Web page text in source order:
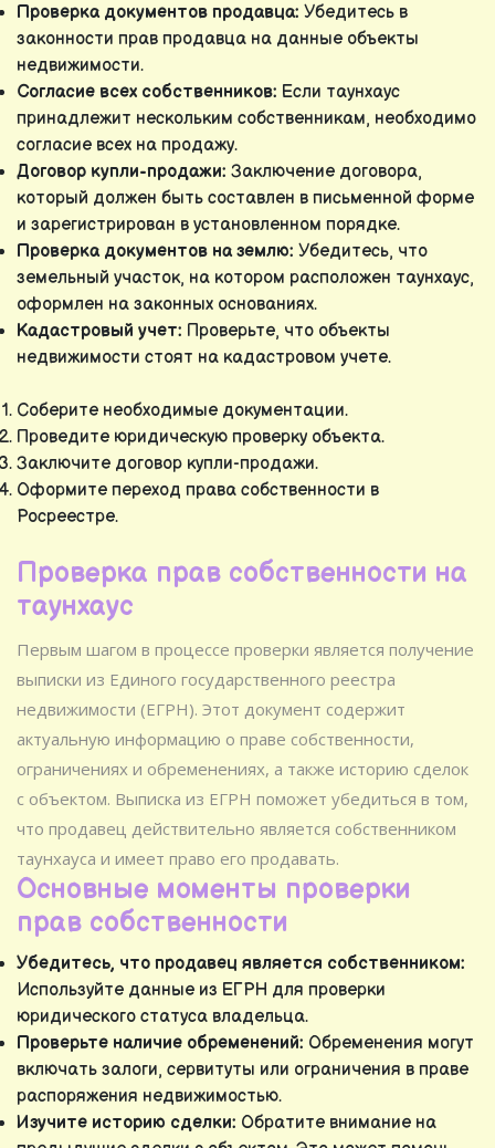
Проверка документов продавца: Убедитесь в
законности прав продавца на данные объекты
недвижимости.
Согласие всех собственников: Если таунхаус
принадлежит нескольким собственникам, необходимо
согласие всех на продажу.
Договор купли-продажи: Заключение договора,
который должен быть составлен в письменной форме
и зарегистрирован в установленном порядке.
Проверка документов на землю: Убедитесь, что
земельный участок, на котором расположен таунхаус,
оформлен на законных основаниях.
Кадастровый учет: Проверьте, что объекты
недвижимости стоят на кадастровом учете.
Соберите необходимые документации.
Проведите юридическую проверку объекта.
Заключите договор купли-продажи.
Оформите переход права собственности в
Росреестре.
Проверка прав собственности на
таунхаус
Первым шагом в процессе проверки является получение
выписки из Единого государственного реестра
недвижимости (ЕГРН). Этот документ содержит
актуальную информацию о праве собственности,
ограничениях и обременениях, а также историю сделок
с объектом. Выписка из ЕГРН поможет убедиться в том,
что продавец действительно является собственником
таунхауса и имеет право его продавать.
Основные моменты проверки
прав собственности
Убедитесь, что продавец является собственником:
Используйте данные из ЕГРН для проверки
юридического статуса владельца.
Проверьте наличие обременений: Обременения могут
включать залоги, сервитуты или ограничения в праве
распоряжения недвижимостью.
Изучите историю сделки: Обратите внимание на